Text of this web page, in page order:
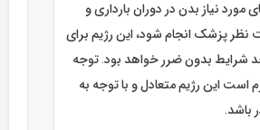
مورد نیاز بدن در دوران بارداری و
نظر پزشک انجام شود، این رژیم برای
شرایط بدون ضرر خواهد بود. توجه
است این رژیم متعادل و با توجه به
باشد.